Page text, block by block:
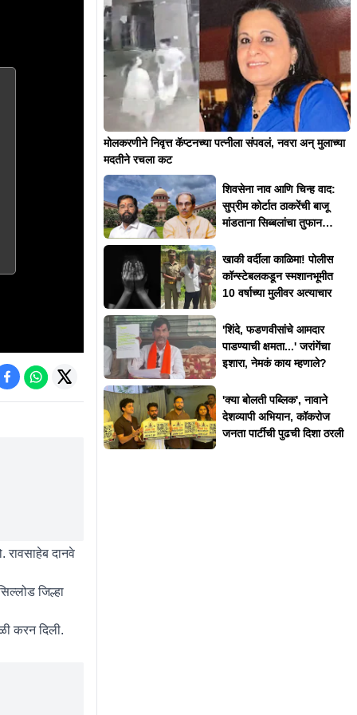
दानवे
जिल्हा
करन दिली.
मोलकरणीने निवृत्त कॅप्टनच्या पत्नीला संपवलं, नवरा अन् मुलाच्या
मदतीने रचला कट
शिवसेना नाव आणि चिन्ह वाद:
सुप्रीम कोर्टात ठाकरेंची बाजू
मांडताना सिब्बलांचा तुफान
खाकी वर्दीला काळिमा! पोलीस
कॉन्स्टेबलकडून स्मशानभूमीत
10 वर्षाच्या मुलीवर अत्याचार
'शिंदे, फडणवीसांचे आमदार
पाडण्याची क्षमता...' जरांगेंचा
इशारा, नेमकं काय म्हणाले?
'क्या बोलती पब्लिक', नावाने
देशव्यापी अभियान, कॉकरोज
जनता पार्टीची पुढची दिशा ठरली